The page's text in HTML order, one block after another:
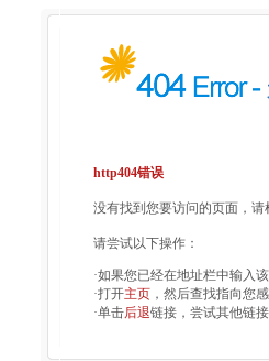
http404错误
没有找到您要访问的页面，
请尝试以下操作：
·如果您已经在地址栏中输入
·打开主页 ，然后查找指向您
·单击后退链接，尝试其他链